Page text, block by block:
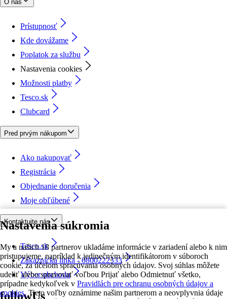
Nastavenia súkromia
My a našich 18 partnerov ukladáme informácie v zariadení alebo k nim
pristupujeme, napríklad k jedinečným identifikátorom v súboroch
cookie, za účelom spracúvania osobných údajov. Svoj súhlas môžete
udeliť alebo spravovať voľbou Prijať alebo Odmietnuť všetko,
prípadne kedykoľvek v Pravidlách pre ochranu osobných údajov a
cookies. Tieto voľby oznámime našim partnerom a neovplyvnia údaje
O nás
Prístupnosť
Kde dovážame
Poplatok za službu
Nastavenia cookies
Možnosti platby
Tesco.sk
Clubcard
Pred prvým nákupom
Ako nakupovať
Registrácia
Objednanie doručenia
Moje obľúbené
Kontaktujte nás
Tesco.sk
Zákaznícka linka - 0800222333
Výber obchodu
followUs